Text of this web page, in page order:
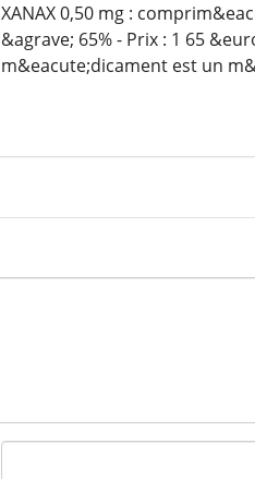
XANAX 0,50 mg :
&agrave; 65% - Prix : 1 65
m&eacute;dicament est un